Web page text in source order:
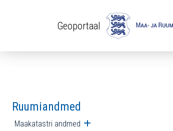
Geoportaal
Ruumiandmed
Maakatastri andmed Ava alammenüü